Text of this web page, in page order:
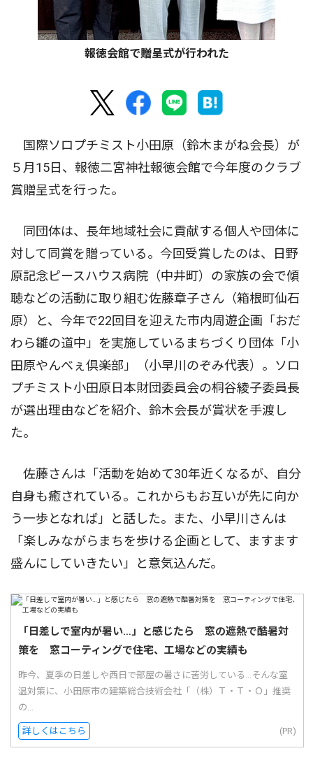
報徳会館で贈呈式が行われた
国際ソロプチミスト小田原（鈴木まがね会長）が
５月15日、報徳二宮神社報徳会館で今年度のクラブ
賞贈呈式を行った。
同団体は、長年地域社会に貢献する個人や団体に
対して同賞を贈っている。今回受賞したのは、日野
原記念ピースハウス病院（中井町）の家族の会で傾
聴などの活動に取り組む佐藤章子さん（箱根町仙石
原）と、今年で22回目を迎えた市内周遊企画「おだ
わら雛の道中」を実施しているまちづくり団体「小
田原やんべぇ倶楽部」（小早川のぞみ代表）。ソロ
プチミスト小田原日本財団委員会の桐谷綾子委員長
が選出理由などを紹介、鈴木会長が賞状を手渡し
た。
佐藤さんは「活動を始めて30年近くなるが、自分
自身も癒されている。これからもお互いが先に向か
う一歩となれば」と話した。また、小早川さんは
「楽しみながらまちを歩ける企画として、ますます
盛んにしていきたい」と意気込んだ。
「日差しで室内が暑い…」と感じたら 窓の遮熱で酷暑対
策を 窓コーティングで住宅、工場などの実績も
昨今、夏季の日差しや西日で部屋の暑さに苦労している...そんな室
温対策に、小田原市の建築総合技術会社「（株）Ｔ・Ｔ・Ｏ」推奨
の...
詳しくはこちら (PR)